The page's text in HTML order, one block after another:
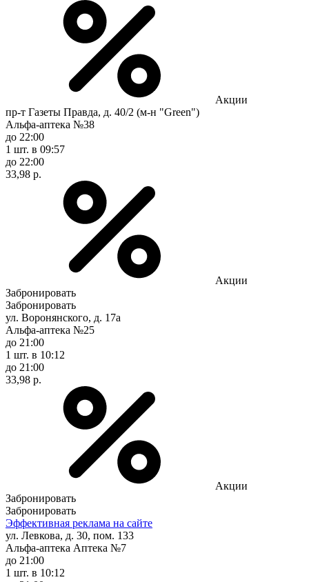
Акции
пр-т Газеты Правда, д. 40/2 (м-н "Green")
Альфа-аптека №38
до 22:00
1 шт. в 09:57
до 22:00
33,98 р.
Акции
Забронировать
Забронировать
ул. Воронянского, д. 17а
Альфа-аптека №25
до 21:00
1 шт. в 10:12
до 21:00
33,98 р.
Акции
Забронировать
Забронировать
Эффективная реклама на сайте
ул. Левкова, д. 30, пом. 133
Альфа-аптека Аптека №7
до 21:00
1 шт. в 10:12